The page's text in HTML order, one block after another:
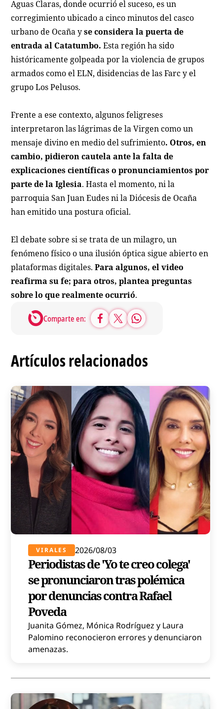
Aguas Claras, donde ocurrió el suceso, es un
corregimiento ubicado a cinco minutos del casco
urbano de Ocaña yse considera la puerta de
entrada al Catatumbo. Esta región ha sido
históricamente golpeada por la violencia de grupos
armados como el ELN, disidencias de las Farc y el
grupo Los Pelusos.
Frente a ese contexto, algunos feligreses
interpretaron las lágrimas de la Virgen como un
mensaje divino en medio del sufrimiento. Otros, en
cambio, pidieron cautela ante la falta de
explicaciones científicas o pronunciamientos por
parte de la Iglesia. Hasta el momento, ni la
parroquia San Juan Eudes ni la Diócesis de Ocaña
han emitido una postura oficial.
El debate sobre si se trata de un milagro, un
fenómeno físico o una ilusión óptica sigue abierto en
plataformas digitales.Para algunos, el video
reafirma su fe; para otros, plantea preguntas
sobre lo que realmente ocurrió.
Comparte en:
Artículos relacionados
VIRALES 2026/08/03
Periodistas de 'Yo te creo colega'
se pronunciaron tras polémica
por denuncias contra Rafael
Poveda
Juanita Gómez, Mónica Rodríguez y Laura
Palomino reconocieron errores y denunciaron
amenazas.